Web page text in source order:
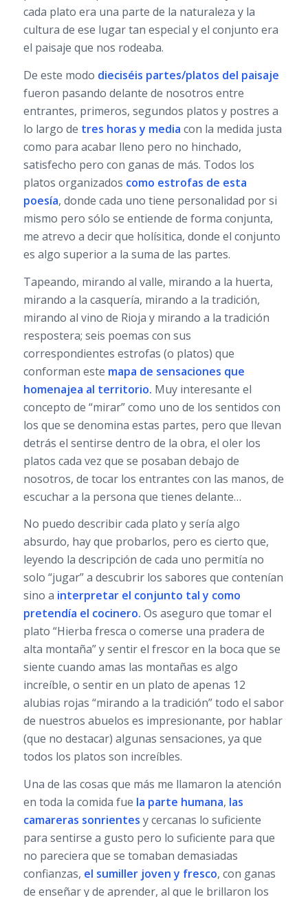
cada plato era una parte de la naturaleza y la
cultura de ese lugar tan especial y el conjunto era
el paisaje que nos rodeaba.
De este modo dieciséis partes/platos del paisaje
fueron pasando delante de nosotros entre
entrantes, primeros, segundos platos y postres a
lo largo de tres horas y media con la medida justa
como para acabar lleno pero no hinchado,
satisfecho pero con ganas de más. Todos los
platos organizados como estrofas de esta
poesía, donde cada uno tiene personalidad por si
mismo pero sólo se entiende de forma conjunta,
me atrevo a decir que holísitica, donde el conjunto
es algo superior a la suma de las partes.
Tapeando, mirando al valle, mirando a la huerta,
mirando a la casquería, mirando a la tradición,
mirando al vino de Rioja y mirando a la tradición
respostera; seis poemas con sus
correspondientes estrofas (o platos) que
conforman este mapa de sensaciones que
homenajea al territorio. Muy interesante el
concepto de “mirar” como uno de los sentidos con
los que se denomina estas partes, pero que llevan
detrás el sentirse dentro de la obra, el oler los
platos cada vez que se posaban debajo de
nosotros, de tocar los entrantes con las manos, de
escuchar a la persona que tienes delante…
No puedo describir cada plato y sería algo
absurdo, hay que probarlos, pero es cierto que,
leyendo la descripción de cada uno permitía no
solo “jugar” a descubrir los sabores que contenían
sino a interpretar el conjunto tal y como
pretendía el cocinero. Os aseguro que tomar el
plato “Hierba fresca o comerse una pradera de
alta montaña” y sentir el frescor en la boca que se
siente cuando amas las montañas es algo
increíble, o sentir en un plato de apenas 12
alubias rojas “mirando a la tradición” todo el sabor
de nuestros abuelos es impresionante, por hablar
(que no destacar) algunas sensaciones, ya que
todos los platos son increíbles.
Una de las cosas que más me llamaron la atención
en toda la comida fue la parte humana, las
camareras sonrientes y cercanas lo suficiente
para sentirse a gusto pero lo suficiente para que
no pareciera que se tomaban demasiadas
confianzas, el sumiller joven y fresco, con ganas
de enseñar y de aprender, al que le brillaron los